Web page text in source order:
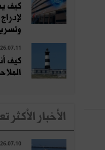
كيف
كيف
الأخبار الأكثر